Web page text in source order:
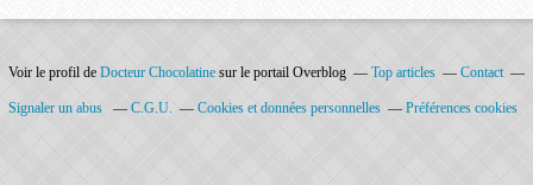
Voir le profil de Docteur Chocolatine sur le portail Overblog Top articles Contact
Signaler un abus C.G.U. Cookies et données personnelles Préférences cookies